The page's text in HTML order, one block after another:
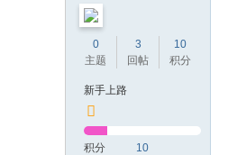
0
主题
3
回帖
10
积分
新手上路
积分 10